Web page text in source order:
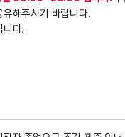
해주시기 바랍니다.
니다.